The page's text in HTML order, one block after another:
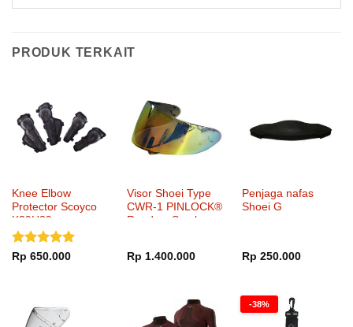
PRODUK TERKAIT
Knee Elbow
Protector Scoyco
K39H39
Dinilai 5
Rp 650.000
Visor Shoei Type
CWR-1 PINLOCK®
Ready – Smoke
Rp 1.400.000
Penjaga nafas
Shoei G
Rp 250.000
-38%